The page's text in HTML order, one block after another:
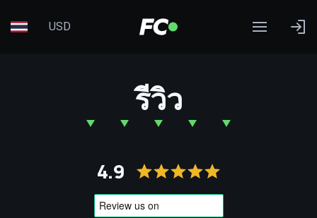
USD
รีวิว
4.9